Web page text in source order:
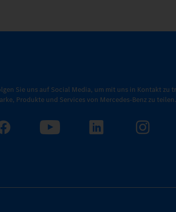
Sie uns auf Social Media, um mit uns in Kontakt
Produkte und Services von Mercedes-Benz zu teilen.